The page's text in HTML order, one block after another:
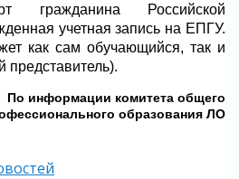
гражданина Российской
учетная запись на ЕПГУ.
как сам обучающийся, так и
представитель).
По информации комитета общего
образования ЛО